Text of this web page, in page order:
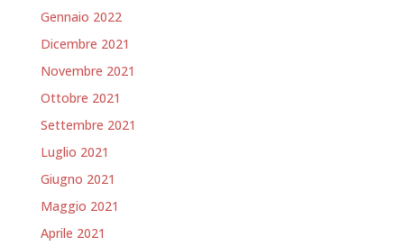
Gennaio 2022
Dicembre 2021
Novembre 2021
Ottobre 2021
Settembre 2021
Luglio 2021
Giugno 2021
Maggio 2021
Aprile 2021